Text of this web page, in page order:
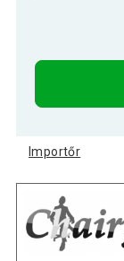
Importőr